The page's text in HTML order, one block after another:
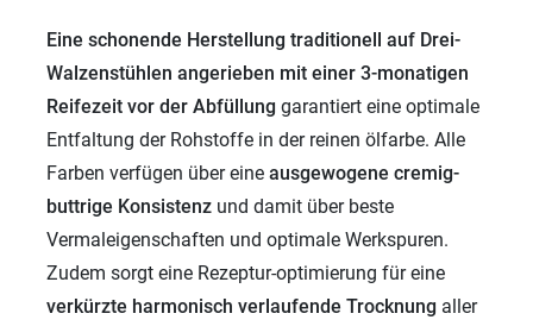
Eine schonende Herstellung traditionell auf Drei-
Walzenstühlen angerieben mit einer 3-monatigen
Reifezeit vor der Abfüllung garantiert eine optimale
Entfaltung der Rohstoffe in der reinen ölfarbe. Alle
Farben verfügen über eine ausgewogene cremig-
buttrige Konsistenz und damit über beste
Vermaleigenschaften und optimale Werkspuren.
Zudem sorgt eine Rezeptur-optimierung für eine
verkürzte harmonisch verlaufende Trocknung aller